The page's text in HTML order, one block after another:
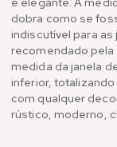
dobra como se
indiscutível para
recomendado pela
medida da janela
inferior,
com qualquer
rústico, moderno,